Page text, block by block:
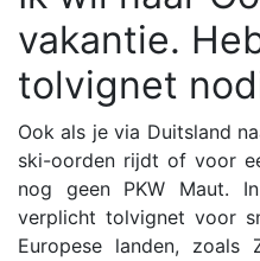
vakantie.
tolvignet
Ook als je via Duitsland
ski-oorden rijdt of voor
nog geen PKW Maut.
verplicht tolvignet voor
Europese landen,